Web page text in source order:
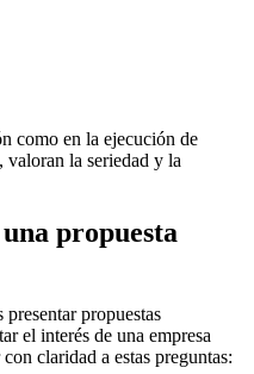
como en la ejecución de
valoran la seriedad y la
propuesta
propuestas
el interés de una empresa
claridad a estas preguntas: